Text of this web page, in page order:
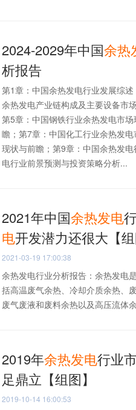
2024-2029年中国余热
析报告
第1章：中国余热发电行业发展综
余热发电产业链构成及主要设备市
第5章：中国钢铁行业余热发电市
瞻；第7章：中国化工行业余热发
现状与前瞻；第9章：中国余热发
电行业前景预测与投资策略分析...
2021年中国余热发电
电开发潜力还很大【组
2021-03-19 17:00:38
余热发电行业分析报告：余热发电
括高温废气余热、冷却介质余热、
废气废液和废料余热以及高压流体
2019年余热发电行业
足鼎立【组图】
2019-10-14 16:00:53